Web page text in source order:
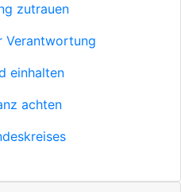
zutrauen
Verantwortung
einhalten
achten